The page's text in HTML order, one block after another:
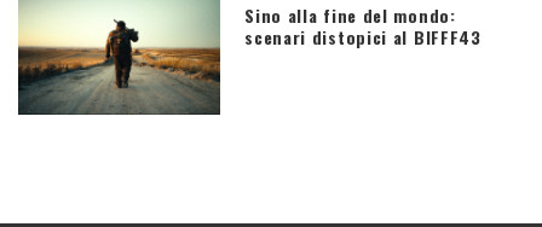
Sino alla fine del mondo:
scenari distopici al BIFFF43